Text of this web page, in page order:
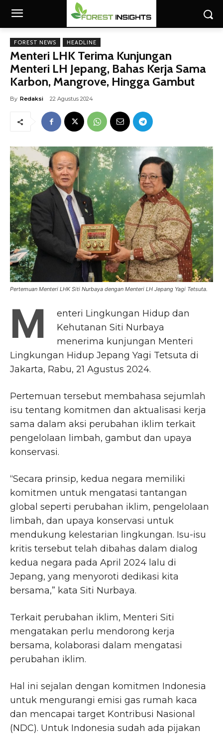
FOREST NEWS HEADLINE
Menteri LHK Terima Kunjungan
Menteri LH Jepang, Bahas Kerja Sama
Karbon, Mangrove, Hingga Gambut
By Redaksi 22 Agustus 2024
Pertemuan Menteri LHK Siti Nurbaya dengan Menteri LH Jepang Yagi Tetsuta.
M
enteri Lingkungan Hidup dan
Kehutanan Siti Nurbaya
menerima kunjungan Menteri
Lingkungan Hidup Jepang Yagi Tetsuta di
Jakarta, Rabu, 21 Agustus 2024.
Pertemuan tersebut membahasa sejumlah
isu tentang komitmen dan aktualisasi kerja
sama dalam aksi perubahan iklim terkait
pengelolaan limbah, gambut dan upaya
konservasi.
“Secara prinsip, kedua negara memiliki
komitmen untuk mengatasi tantangan
global seperti perubahan iklim, pengelolaan
limbah, dan upaya konservasi untuk
mendukung kelestarian lingkungan. Isu-isu
kritis tersebut telah dibahas dalam dialog
kedua negara pada April 2024 lalu di
Jepang, yang menyoroti dedikasi kita
bersama,” kata Siti Nurbaya.
Terkait perubahan iklim, Menteri Siti
mengatakan perlu mendorong kerja
bersama, kolaborasi dalam mengatasi
perubahan iklim.
Hal ini sejalan dengan komitmen Indonesia
untuk mengurangi emisi gas rumah kaca
dan mencapai target Kontribusi Nasional
(NDC). Untuk Indonesia sudah ada pijakan